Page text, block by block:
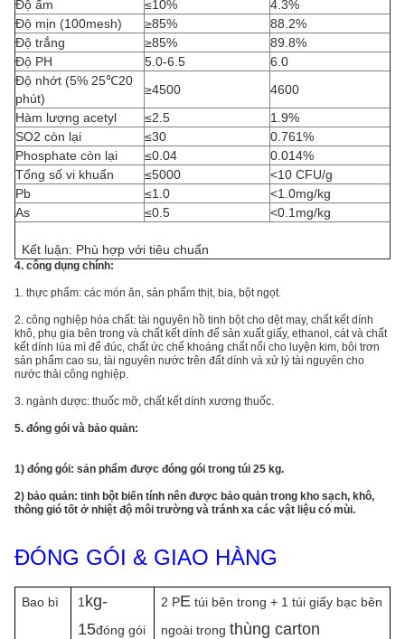
Độ ẩm ≤10%
4.3%
Độ mịn (100mesh)
≥85%
88.2%
Độ trắng
≥85%
89.8%
Độ PH
5.0-6.5
6.0
Độ nhớt (5% 25℃20
phút)
≥4500
4600
Hàm lượng acetyl
≤2.5
1.9%
SO2 còn lại
≤30
0.761%
Phosphate còn lại
≤0.04
0.014%
Tổng số vi khuẩn
≤5000
<10 CFU/g
Pb
≤1.0
<1.0mg/kg
As
≤0.5 <0.1mg/kg
Kết luận: Phù hợp với tiêu chuẩn
4. công dụng chính:
1. thực phẩm: các món ăn, sản phẩm thịt, bia, bột ngọt.
2. công nghiệp hóa chất: tài nguyên hồ tinh bột cho dệt may, chất kết dính
khô, phụ gia bên trong và chất kết dính để sản xuất giấy, ethanol, cát và chất
kết dính lúa mì để đúc, chất ức chế khoáng chất nổi cho luyện kim, bôi trơn
sản phẩm cao su, tài nguyên nước trên đất dính và xử lý tài nguyên cho
nước thải công nghiệp.
3. ngành dược: thuốc mỡ, chất kết dính xương thuốc.
5. đóng gói và bảo quản:
1) đóng gói: sản phẩm được đóng gói trong túi 25 kg.
2) bảo quản: tinh bột biến tính nên được bảo quản trong kho sạch, khô,
thông gió tốt ở nhiệt độ môi trường và tránh xa các vật liệu có mùi.
ĐÓNG GÓI & GIAO HÀNG
Bao bì 1 kg-
15đóng gói
2 PE túi bên trong + 1 túi giấy bạc bên
ngoài trongthùng carton